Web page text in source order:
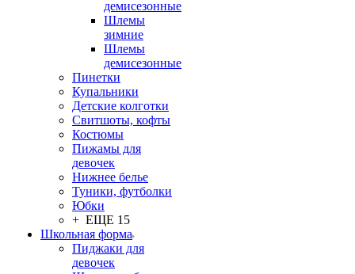
демисезонные
Шлемы
зимние
Шлемы
демисезонные
Пинетки
Купальники
Детские колготки
Свитшоты, кофты
Костюмы
Пижамы для
девочек
Нижнее белье
Туники, футболки
Юбки
+ ЕЩЕ 15
Школьная форма
Пиджаки для
девочек